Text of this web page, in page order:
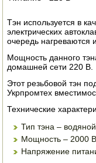
СУШИЛКИ
СОКОВАРКИ
ТОВАРЫ ДЛЯ
ДЛЯ ФЕРМЕРА
ДОИЛЬНЫЕ
Тэн используется в
электрических
очередь нагреваются
Мощность данного
домашней сети 220 В.
Этот резьбовой тэн
Укрпромтех
Технические
Тип тэна –
Мощность – 2000
Напряжение